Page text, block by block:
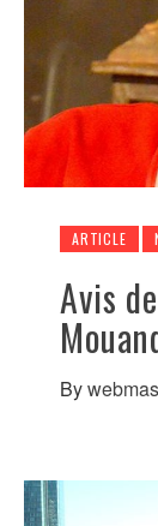
ARTICLE
Avis
By